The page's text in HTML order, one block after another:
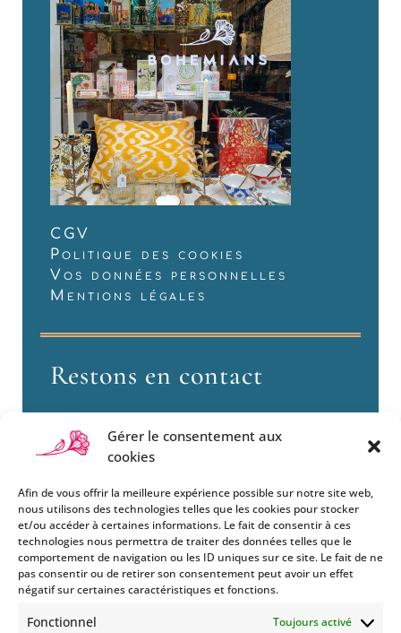
Gérer le consentement aux
cookies
Afin de vous offrir la meilleure expérience possible sur notre site web,
nous utilisons des technologies telles que les cookies pour stocker
et/ou accéder à certaines informations. Le fait de consentir à ces
technologies nous permettra de traiter des données telles que le
comportement de navigation ou les ID uniques sur ce site. Le fait de ne
pas consentir ou de retirer son consentement peut avoir un effet
négatif sur certaines caractéristiques et fonctions.
Fonctionnel Toujours activé
CGV
Politique des cookies
Vos données personnelles
Mentions légales
Restons en contact
Si vous souhaitez être informés
des nouveautés et évènements
que nous organisons
abonnez-vous à notre